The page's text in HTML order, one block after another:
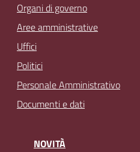
Organi di governo
Aree amministrative
Uffici
Politici
Personale Amministrativo
Documenti e dati
NOVITÀ